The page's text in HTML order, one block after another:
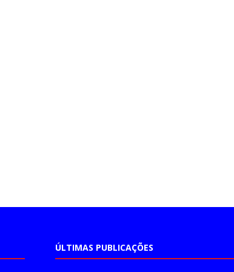
ÚLTIMAS PUBLICAÇÕES